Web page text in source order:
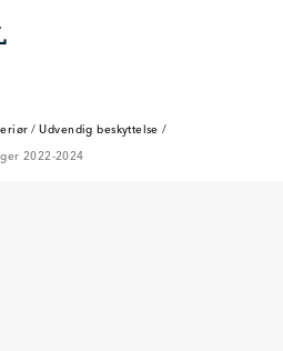
/ Udvendig beskyttelse /
2022-2024